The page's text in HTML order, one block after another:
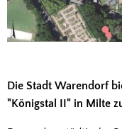
Die Stadt Warendorf
"Königstal II" in Milte